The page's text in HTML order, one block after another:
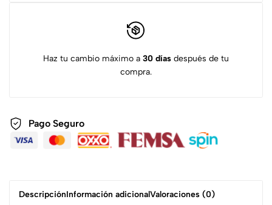
Haz tu cambio máximo a 30 días después de tu
compra.
Pago Seguro
DescripciónInformación adicionalValoraciones (0)